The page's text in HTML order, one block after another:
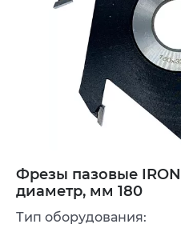
Фрезы пазовые
диаметр, мм 180
Тип оборудования: